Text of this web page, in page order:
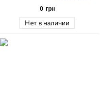
0 грн
Нет в наличии